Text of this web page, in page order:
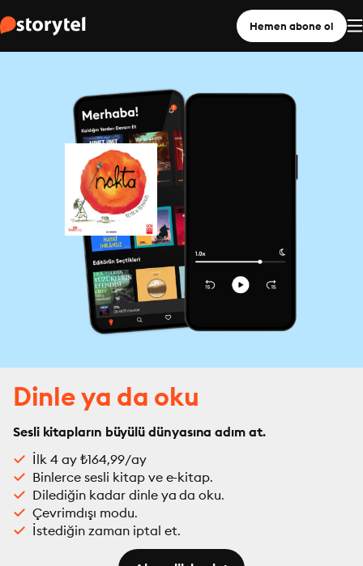
Hemen abone ol
Dinle ya da oku
Sesli kitapların büyülü dünyasına adım at.
İlk 4 ay ₺164,99/ay
Binlerce sesli kitap ve e-kitap.
Dilediğin kadar dinle ya da oku.
Çevrimdışı modu.
İstediğin zaman iptal et.